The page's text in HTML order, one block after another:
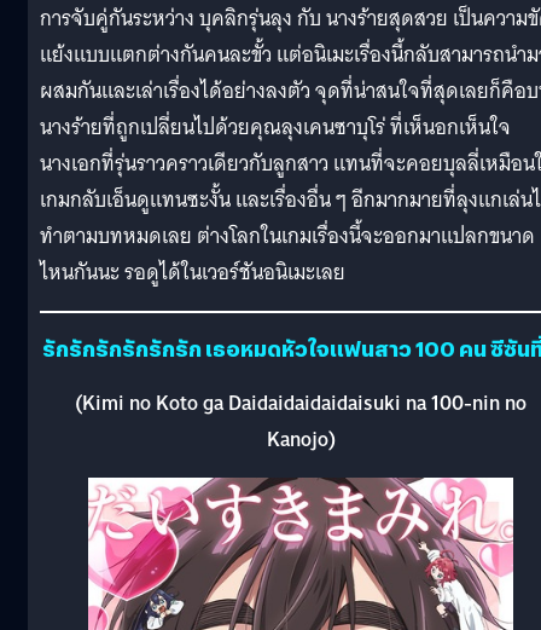
การจับคู่กันระหว่าง บุคลิกรุ่นลุง กับ นางร้ายสุดสวย เป็นความ
แย้งแบบแตกต่างกันคนละขั้ว แต่อนิเมะเรื่องนี้กลับสามารถนำ
ผสมกันและเล่าเรื่องได้อย่างลงตัว จุดที่น่าสนใจที่สุดเลยก็คือ
นางร้ายที่ถูกเปลี่ยนไปด้วยคุณลุงเคนซาบุโร่ ที่เห็นอกเห็นใจ
นางเอกที่รุ่นราวคราวเดียวกับลูกสาว แทนที่จะคอยบุลลี่เหมือน
เกมกลับเอ็นดูแทนซะงั้น และเรื่องอื่น ๆ อีกมากมายที่ลุงแกเล่น
ทำตามบทหมดเลย ต่างโลกในเกมเรื่องนี้จะออกมาแปลกขนาด
ไหนกันนะ รอดูได้ในเวอร์ชันอนิเมะเลย
รักรักรักรักรักรัก เธอหมดหัวใจแฟนสาว 100 คน ซีซัน
(Kimi no Koto ga Daidaidaidaidaisuki na 100-nin no
Kanojo)